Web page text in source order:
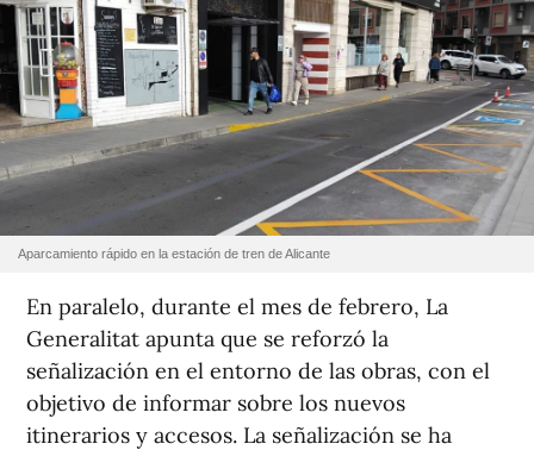
Aparcamiento rápido en la estación de tren de Alicante
En paralelo, durante el mes de febrero, La
Generalitat apunta que se reforzó la
señalización en el entorno de las obras, con el
objetivo de informar sobre los nuevos
itinerarios y accesos. La señalización se ha